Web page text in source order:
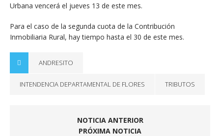
Urbana vencerá el jueves 13 de este mes.
Para el caso de la segunda cuota de la Contribución
Inmobiliaria Rural, hay tiempo hasta el 30 de este mes.
ANDRESITO
INTENDENCIA DEPARTAMENTAL DE FLORES TRIBUTOS
NOTICIA ANTERIOR
PRÓXIMA NOTICIA